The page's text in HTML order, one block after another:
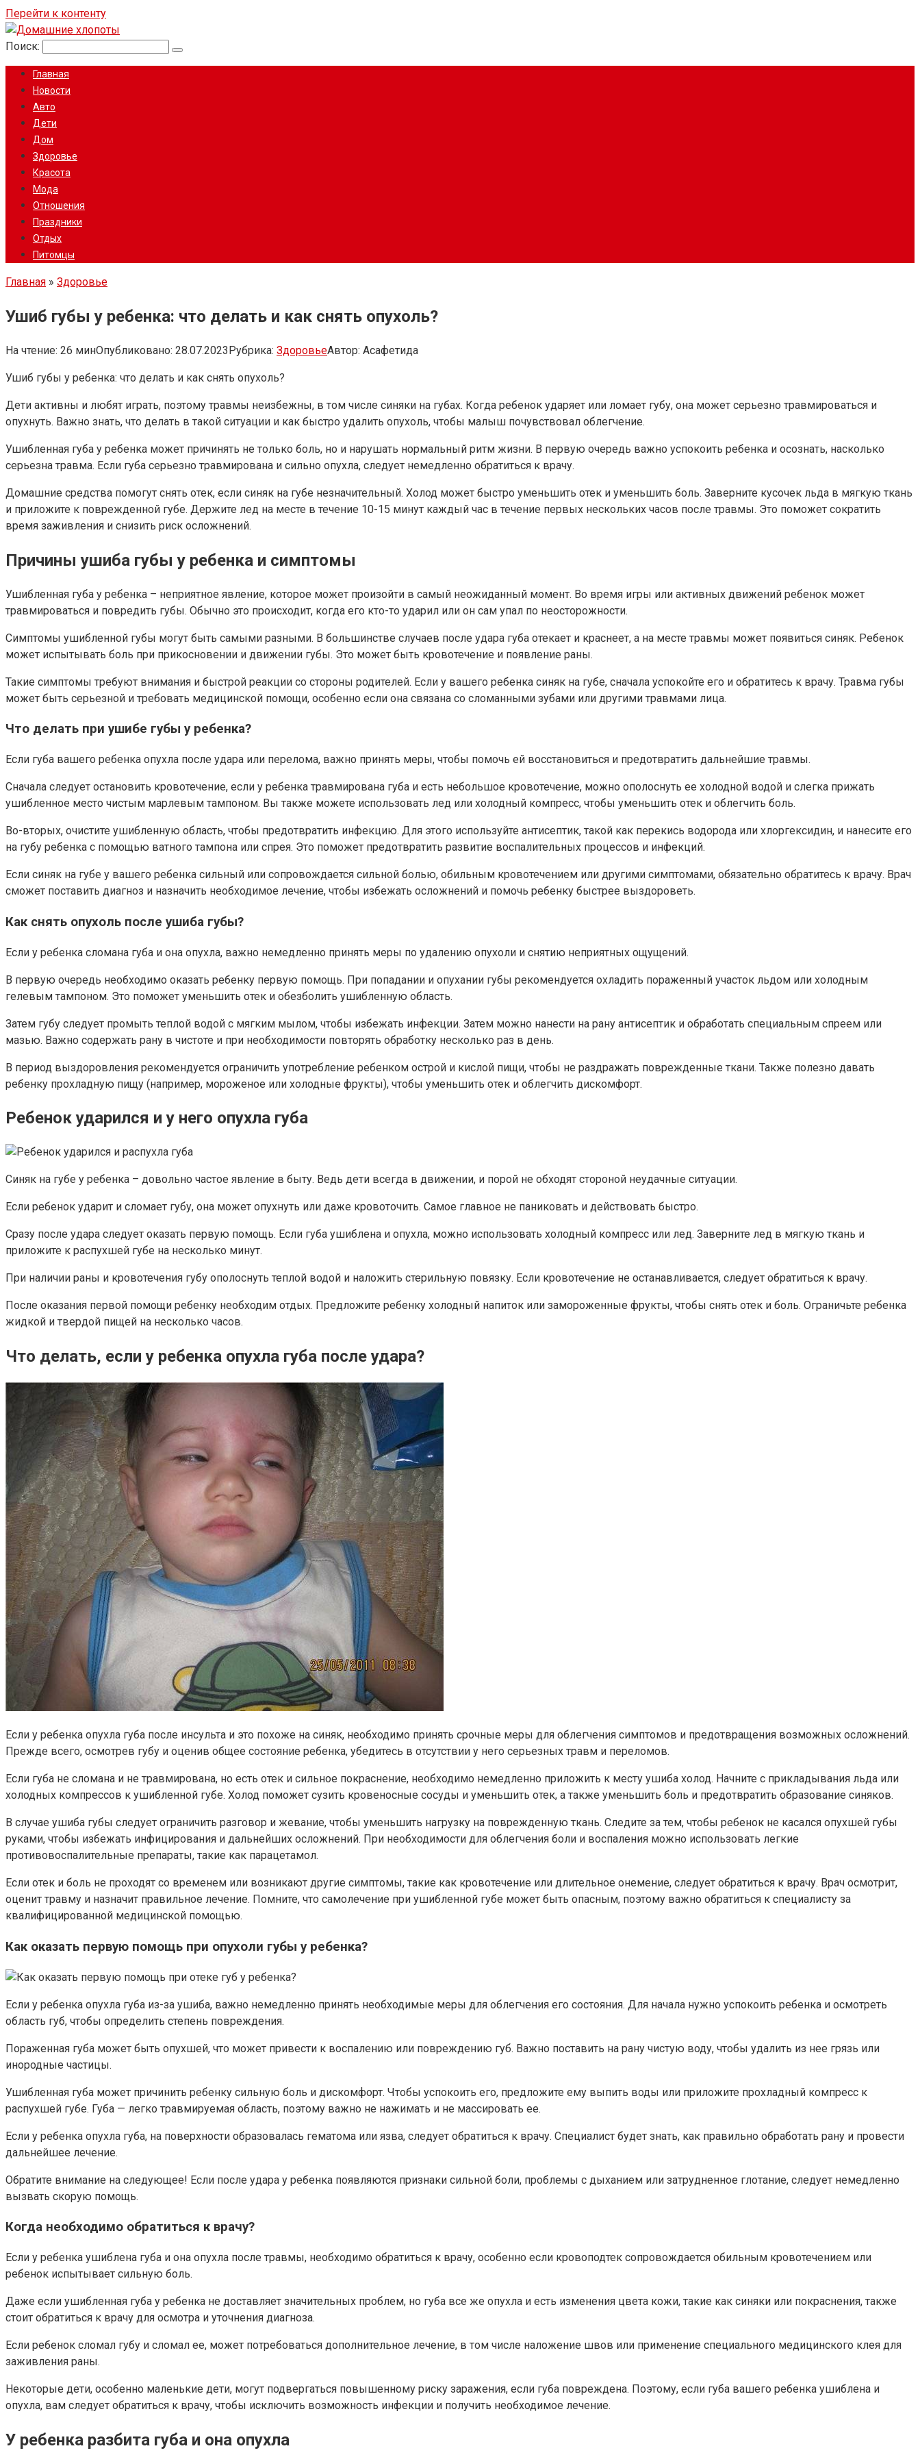
Перейти к контенту
Поиск:
Главная
Новости
Авто
Дети
Дом
Здоровье
Красота
Мода
Отношения
Праздники
Отдых
Питомцы
Главная » Здоровье
Ушиб губы у ребенка: что делать и как снять опухоль?
На чтение: 26 минОпубликовано: 28.07.2023Рубрика: ЗдоровьеАвтор: Асафетида
Ушиб губы у ребенка: что делать и как снять опухоль?
Дети активны и любят играть, поэтому травмы неизбежны, в том числе синяки на губах. Когда ребенок ударяет или ломает губу, она может серьезно травмироваться и
опухнуть. Важно знать, что делать в такой ситуации и как быстро удалить опухоль, чтобы малыш почувствовал облегчение.
Ушибленная губа у ребенка может причинять не только боль, но и нарушать нормальный ритм жизни. В первую очередь важно успокоить ребенка и осознать, насколько
серьезна травма. Если губа серьезно травмирована и сильно опухла, следует немедленно обратиться к врачу.
Домашние средства помогут снять отек, если синяк на губе незначительный. Холод может быстро уменьшить отек и уменьшить боль. Заверните кусочек льда в мягкую ткань
и приложите к поврежденной губе. Держите лед на месте в течение 10-15 минут каждый час в течение первых нескольких часов после травмы. Это поможет сократить
время заживления и снизить риск осложнений.
Причины ушиба губы у ребенка и симптомы
Ушибленная губа у ребенка – неприятное явление, которое может произойти в самый неожиданный момент. Во время игры или активных движений ребенок может
травмироваться и повредить губы. Обычно это происходит, когда его кто-то ударил или он сам упал по неосторожности.
Симптомы ушибленной губы могут быть самыми разными. В большинстве случаев после удара губа отекает и краснеет, а на месте травмы может появиться синяк. Ребенок
может испытывать боль при прикосновении и движении губы. Это может быть кровотечение и появление раны.
Такие симптомы требуют внимания и быстрой реакции со стороны родителей. Если у вашего ребенка синяк на губе, сначала успокойте его и обратитесь к врачу. Травма губы
может быть серьезной и требовать медицинской помощи, особенно если она связана со сломанными зубами или другими травмами лица.
Что делать при ушибе губы у ребенка?
Если губа вашего ребенка опухла после удара или перелома, важно принять меры, чтобы помочь ей восстановиться и предотвратить дальнейшие травмы.
Сначала следует остановить кровотечение, если у ребенка травмирована губа и есть небольшое кровотечение, можно ополоснуть ее холодной водой и слегка прижать
ушибленное место чистым марлевым тампоном. Вы также можете использовать лед или холодный компресс, чтобы уменьшить отек и облегчить боль.
Во-вторых, очистите ушибленную область, чтобы предотвратить инфекцию. Для этого используйте антисептик, такой как перекись водорода или хлоргексидин, и нанесите его
на губу ребенка с помощью ватного тампона или спрея. Это поможет предотвратить развитие воспалительных процессов и инфекций.
Если синяк на губе у вашего ребенка сильный или сопровождается сильной болью, обильным кровотечением или другими симптомами, обязательно обратитесь к врачу. Врач
сможет поставить диагноз и назначить необходимое лечение, чтобы избежать осложнений и помочь ребенку быстрее выздороветь.
Как снять опухоль после ушиба губы?
Если у ребенка сломана губа и она опухла, важно немедленно принять меры по удалению опухоли и снятию неприятных ощущений.
В первую очередь необходимо оказать ребенку первую помощь. При попадании и опухании губы рекомендуется охладить пораженный участок льдом или холодным
гелевым тампоном. Это поможет уменьшить отек и обезболить ушибленную область.
Затем губу следует промыть теплой водой с мягким мылом, чтобы избежать инфекции. Затем можно нанести на рану антисептик и обработать специальным спреем или
мазью. Важно содержать рану в чистоте и при необходимости повторять обработку несколько раз в день.
В период выздоровления рекомендуется ограничить употребление ребенком острой и кислой пищи, чтобы не раздражать поврежденные ткани. Также полезно давать
ребенку прохладную пищу (например, мороженое или холодные фрукты), чтобы уменьшить отек и облегчить дискомфорт.
Ребенок ударился и у него опухла губа
Синяк на губе у ребенка – довольно частое явление в быту. Ведь дети всегда в движении, и порой не обходят стороной неудачные ситуации.
Если ребенок ударит и сломает губу, она может опухнуть или даже кровоточить. Самое главное не паниковать и действовать быстро.
Сразу после удара следует оказать первую помощь. Если губа ушиблена и опухла, можно использовать холодный компресс или лед. Заверните лед в мягкую ткань и
приложите к распухшей губе на несколько минут.
При наличии раны и кровотечения губу ополоснуть теплой водой и наложить стерильную повязку. Если кровотечение не останавливается, следует обратиться к врачу.
После оказания первой помощи ребенку необходим отдых. Предложите ребенку холодный напиток или замороженные фрукты, чтобы снять отек и боль. Ограничьте ребенка
жидкой и твердой пищей на несколько часов.
Что делать, если у ребенка опухла губа после удара?
Если у ребенка опухла губа после инсульта и это похоже на синяк, необходимо принять срочные меры для облегчения симптомов и предотвращения возможных осложнений.
Прежде всего, осмотрев губу и оценив общее состояние ребенка, убедитесь в отсутствии у него серьезных травм и переломов.
Если губа не сломана и не травмирована, но есть отек и сильное покраснение, необходимо немедленно приложить к месту ушиба холод. Начните с прикладывания льда или
холодных компрессов к ушибленной губе. Холод поможет сузить кровеносные сосуды и уменьшить отек, а также уменьшить боль и предотвратить образование синяков.
В случае ушиба губы следует ограничить разговор и жевание, чтобы уменьшить нагрузку на поврежденную ткань. Следите за тем, чтобы ребенок не касался опухшей губы
руками, чтобы избежать инфицирования и дальнейших осложнений. При необходимости для облегчения боли и воспаления можно использовать легкие
противовоспалительные препараты, такие как парацетамол.
Если отек и боль не проходят со временем или возникают другие симптомы, такие как кровотечение или длительное онемение, следует обратиться к врачу. Врач осмотрит,
оценит травму и назначит правильное лечение. Помните, что самолечение при ушибленной губе может быть опасным, поэтому важно обратиться к специалисту за
квалифицированной медицинской помощью.
Как оказать первую помощь при опухоли губы у ребенка?
Если у ребенка опухла губа из-за ушиба, важно немедленно принять необходимые меры для облегчения его состояния. Для начала нужно успокоить ребенка и осмотреть
область губ, чтобы определить степень повреждения.
Пораженная губа может быть опухшей, что может привести к воспалению или повреждению губ. Важно поставить на рану чистую воду, чтобы удалить из нее грязь или
инородные частицы.
Ушибленная губа может причинить ребенку сильную боль и дискомфорт. Чтобы успокоить его, предложите ему выпить воды или приложите прохладный компресс к
распухшей губе. Губа — легко травмируемая область, поэтому важно не нажимать и не массировать ее.
Если у ребенка опухла губа, на поверхности образовалась гематома или язва, следует обратиться к врачу. Специалист будет знать, как правильно обработать рану и провести
дальнейшее лечение.
Обратите внимание на следующее! Если после удара у ребенка появляются признаки сильной боли, проблемы с дыханием или затрудненное глотание, следует немедленно
вызвать скорую помощь.
Когда необходимо обратиться к врачу?
Если у ребенка ушиблена губа и она опухла после травмы, необходимо обратиться к врачу, особенно если кровоподтек сопровождается обильным кровотечением или
ребенок испытывает сильную боль.
Даже если ушибленная губа у ребенка не доставляет значительных проблем, но губа все же опухла и есть изменения цвета кожи, такие как синяки или покраснения, также
стоит обратиться к врачу для осмотра и уточнения диагноза.
Если ребенок сломал губу и сломал ее, может потребоваться дополнительное лечение, в том числе наложение швов или применение специального медицинского клея для
заживления раны.
Некоторые дети, особенно маленькие дети, могут подвергаться повышенному риску заражения, если губа повреждена. Поэтому, если губа вашего ребенка ушиблена и
опухла, вам следует обратиться к врачу, чтобы исключить возможность инфекции и получить необходимое лечение.
У ребенка разбита губа и она опухла